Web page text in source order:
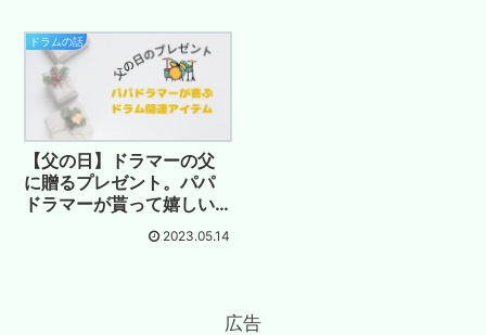
ドラムの話
【父の日】ドラマーの父
に贈るプレゼント。パパ
ドラマーが貰って嬉しい
ドラム関連ギフト 2023.05.14
広告